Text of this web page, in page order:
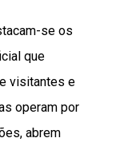
se os
que
visitantes e
operam por
abrem